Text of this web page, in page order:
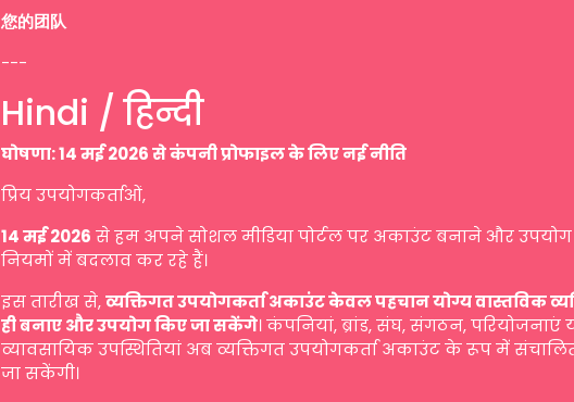
您的团队
---
Hindi / हिन्दी
घोषणा: 14 मई 2026 से कंपनी प्रोफाइल के लिए नई नीति
प्रिय उपयोगकर्ताओं,
14 मई 2026 से हम अपने सोशल मीडिया पोर्टल पर अकाउंट बनाने और
नियमों में बदलाव कर रहे हैं।
इस तारीख से,व्यक्तिगत उपयोगकर्ता अकाउंट केवल पहचान योग्य वास्तविक
ही बनाए और उपयोग किए जा सकेंगे। कंपनियां, ब्रांड, संघ, संगठन, परियोजनाएं
व्यावसायिक उपस्थितियां अब व्यक्तिगत उपयोगकर्ता अकाउंट के रूप में
जा सकेंगी।